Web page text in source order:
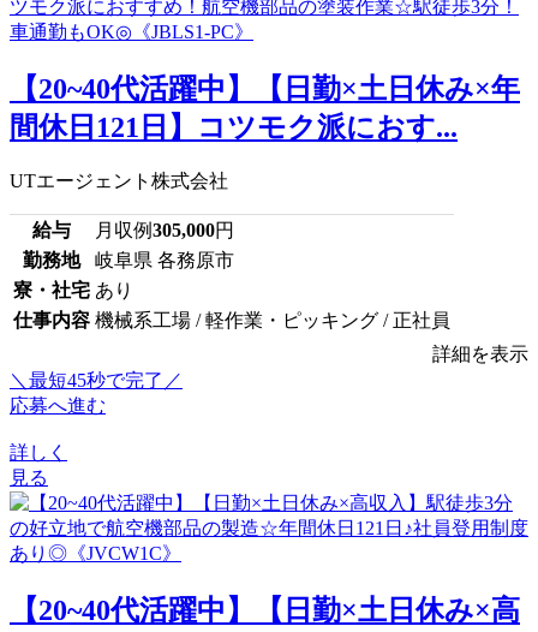
【20~40代活躍中】【日勤×土日休み×年
間休日121日】コツモク派におす...
UTエージェント株式会社
給与 月収例305,000円
勤務地
岐阜県 各務原市
寮・社宅 あり
仕事内容 機械系工場 / 軽作業・ピッキング / 正社員
詳細を表示
＼最短45秒で完了／
応募へ進む
詳しく
見る
【20~40代活躍中】【日勤×土日休み×高